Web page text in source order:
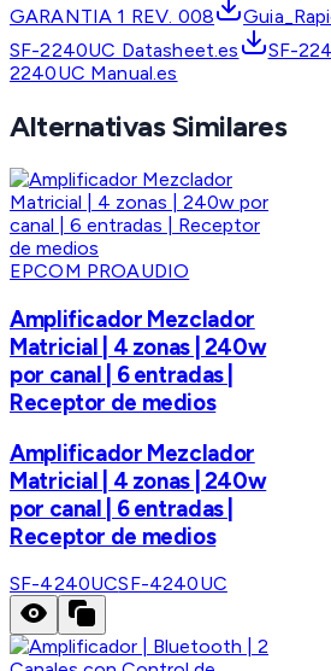
GARANTIA 1 REV. 008
SF-2240UC Datasheet.es
SF-
2240UC Manual.es
Alternativas Similares
EPCOM PROAUDIO
Amplificador Mezclador
Matricial | 4 zonas | 240w
por canal | 6 entradas |
Receptor de medios
Amplificador Mezclador
Matricial | 4 zonas | 240w
por canal | 6 entradas |
Receptor de medios
SF-4240UCSF-4240UC